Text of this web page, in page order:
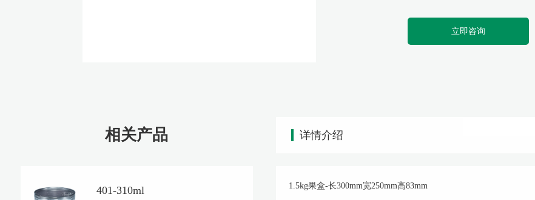
立即咨询
相关产品
401-310ml
详情介绍
1.5kg果盒-长300mm宽250mm高83mm